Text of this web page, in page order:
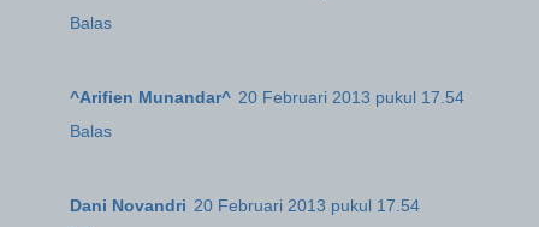
Balas
^Arifien Munandar^ 20 Februari 2013 pukul 17.54
Balas
Dani Novandri 20 Februari 2013 pukul 17.54